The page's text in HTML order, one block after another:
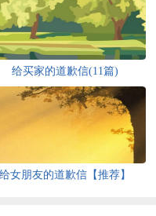
给买家的道歉信(11篇)
给女朋友的道歉信【推荐】